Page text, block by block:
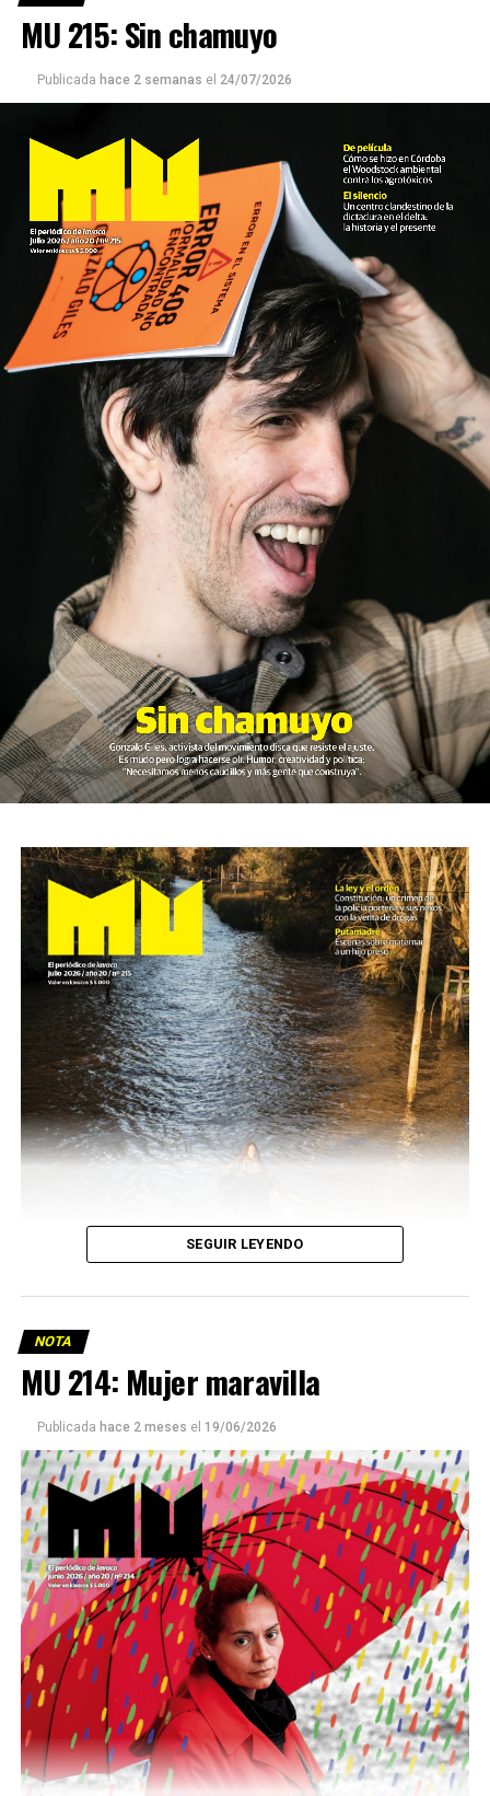
MU 215: Sin chamuyo
Publicada hace 2 semanas el 24/07/2026
Este número 215 de MU ☝️viene con doble tapa, que
podría ser una frase:
Sin chamuyo, a remarla.
Descargar la Mu en PDF
SEGUIR LEYENDO
NOTA
MU 214: Mujer maravilla
Publicada hace 2 meses el 19/06/2026